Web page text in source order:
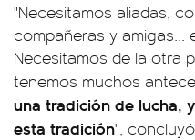
"Necesitamos aliadas,
compañeras y amigas...
Necesitamos de la otra
tenemos muchos
una tradición de lucha,
esta tradición",